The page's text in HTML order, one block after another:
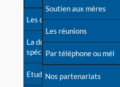
Cas particuliers
Mythes et vérités
Devenir animatrice ?
Une question sur le site
Les dossiers de l'allaitement
La documentation
spécialisée
Etudes récentes
Dossier de presse
Soutenir LLL
Livre d'or
Soutien aux mères
Les réunions
Par téléphone ou mél
Nos partenariats